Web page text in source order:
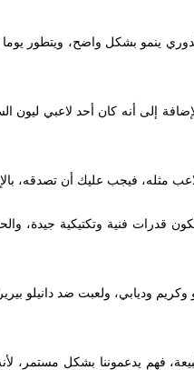
ينمو بشكل واضح، ويتطور يوما
إلى أنه كان أحد لاعبي ليون
مثله، فيجب عليك أن تصدقه،
قدرات فنية وتكتيكية جيدة،
وديابي، ولعبت ضد دانيلو
فهم يدعموننا بشكل مستمر،